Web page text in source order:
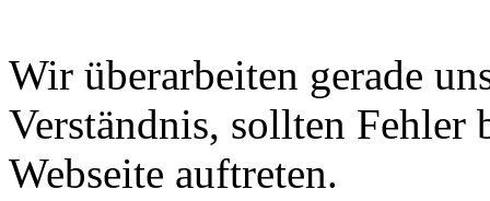
Wir überarbeiten gerade
Verständnis, sollten Fehler
Webseite auftreten.